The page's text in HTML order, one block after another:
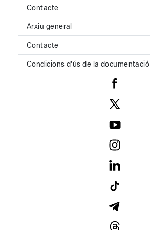
Contacte
Arxiu general
Contacte
Condicions d'ús de la documentació